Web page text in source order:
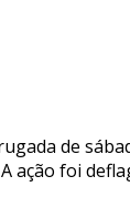
de
ação foi